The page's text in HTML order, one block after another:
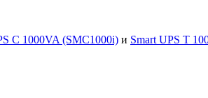
С 1000VA (SMC1000i) и Smart UPS T